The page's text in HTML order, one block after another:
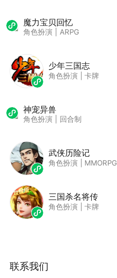
魔力宝贝回忆
角色扮演 ARPG
少年三国志
角色扮演 卡牌
神宠异兽
角色扮演 回合制
武侠历险记
角色扮演 MMORPG
三国杀名将传
角色扮演 卡牌
联系我们